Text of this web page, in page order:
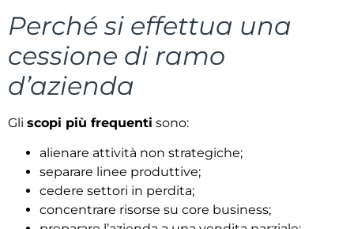
Perché si effettua una
cessione di ramo
d’azienda
Gli scopi più frequenti sono:
alienare attività non strategiche;
separare linee produttive;
cedere settori in perdita;
concentrare risorse su core business;